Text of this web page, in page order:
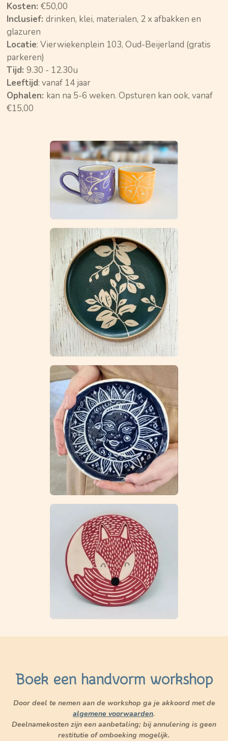
Kosten: €50,00
Inclusief: drinken, klei, materialen, 2 x afbakken en
glazuren
Locatie: Vierwiekenplein 103, Oud-Beijerland (gratis
parkeren)
Tijd: 9.30 - 12.30u
Leeftijd: vanaf 14 jaar
Ophalen: kan na 5-6 weken. Opsturen kan ook, vanaf
€15,00
Boek een handvorm workshop
Door deel te nemen aan de workshop ga je akkoord met de
algemene voorwaarden.
Deelnamekosten zijn een aanbetaling; bij annulering is geen
restitutie of omboeking mogelijk.